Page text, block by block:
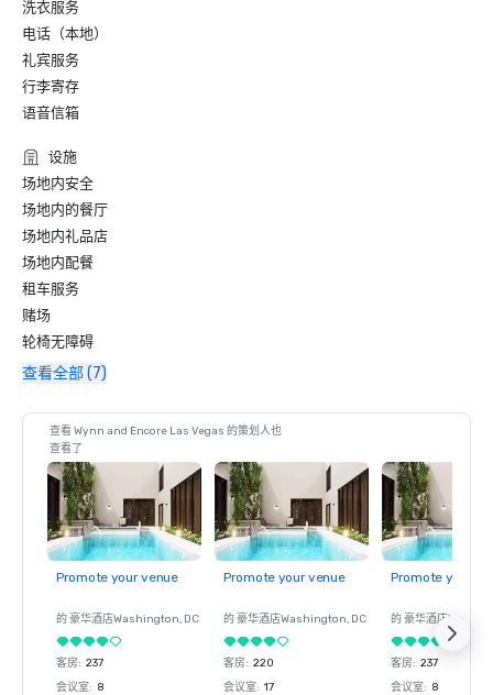
洗衣服务
电话（本地）
礼宾服务
行李寄存
语音信箱
设施
场地内安全
场地内的餐厅
场地内礼品店
场地内配餐
租车服务
赌场
轮椅无障碍
查看全部 (7)
查看 Wynn and Encore Las Vegas 的策划人也
查看了
Promote your venue
的 豪华酒店Washington, DC
客房: 237
会议室: 8
Promote your venue
的 豪华酒店Washington, DC
客房: 220
会议室: 17
Promote your
的 豪华酒店
客房: 237
会议室: 8